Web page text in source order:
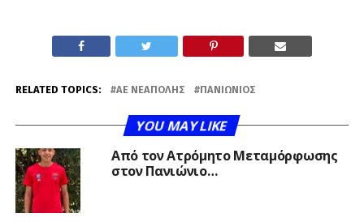
RELATED TOPICS: ΑΕ ΝΕΆΠΟΛΗΣ ΠΑΝΙΏΝΙΟΣ
YOU MAY LIKE
Από τον Ατρόμητο Μεταμόρφωσης
στον Πανιώνιο…